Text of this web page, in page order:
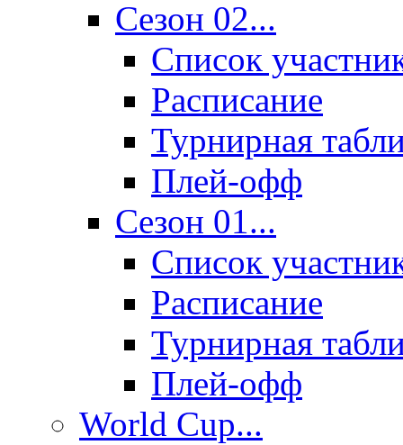
Сезон 02...
Список
Расписание
Турнирная
Плей-офф
Сезон 01...
Список
Расписание
Турнирная
Плей-офф
World Cup...